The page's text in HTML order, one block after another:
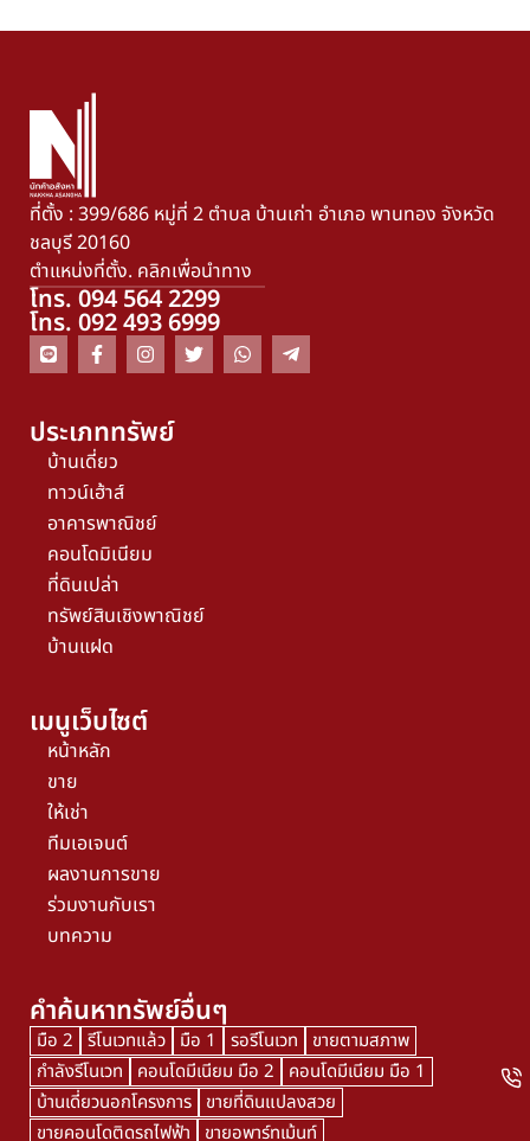
ที่ตั้ง : 399/686 หมู่ที่ 2 ตำบล บ้านเก่า อำเภอ พานทอง จังหวัด
ชลบุรี 20160
ตำแหน่งที่ตั้ง. คลิกเพื่อนำทาง
โทร. 094 564 2299
โทร. 092 493 6999
ประเภททรัพย์
บ้านเดี่ยว
ทาวน์เฮ้าส์
อาคารพาณิชย์
คอนโดมิเนียม
ที่ดินเปล่า
ทรัพย์สินเชิงพาณิชย์
บ้านแฝด
เมนูเว็บไซต์
หน้าหลัก
ขาย
ให้เช่า
ทีมเอเจนต์
ผลงานการขาย
ร่วมงานกับเรา
บทความ
คำค้นหาทรัพย์อื่นๆ
มือ 2 รีโนเวทแล้ว มือ 1 รอรีโนเวท
ขายตามสภาพ
กำลังรีโนเวท
คอนโดมีเนียม มือ 2
คอนโดมีเนียม มือ 1
บ้านเดี่ยวนอกโครงการ ขายที่ดินแปลงสวย
ขายคอนโดติดรถไฟฟ้า
ขายอพาร์ทเม้นท์